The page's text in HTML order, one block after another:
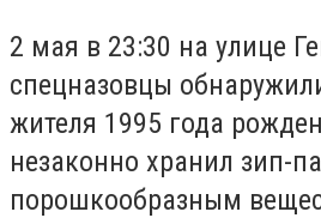
2 мая в 23:30 на улице
спецназовцы
жителя 1995 года
незаконно хранил зип-
порошкообразным